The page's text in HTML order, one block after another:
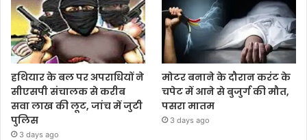
हथियार के बल पर अपराधियों ने
सीएसपी संचालक से करीब
सवा लाख की लूट, जांच में जुटी
पुलिस
3 days ago
मोटर बनाने के दौरान करंट के
चपेट में आने से बुजुर्ग की मौत,
पसरा मातम
3 days ago